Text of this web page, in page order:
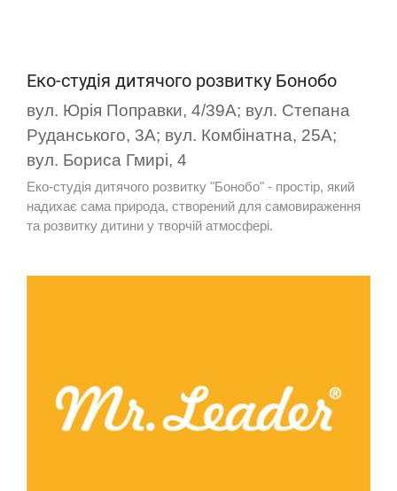
Еко-студія дитячого розвитку Бонобо
вул. Юрія Поправки, 4/39А; вул. Степана
Руданського, 3А; вул. Комбінатна, 25А;
вул. Бориса Гмирі, 4
Еко-студія дитячого розвитку "Бонобо" - простір, який
надихає сама природа, створений для самовираження
та розвитку дитини у творчій атмосфері.